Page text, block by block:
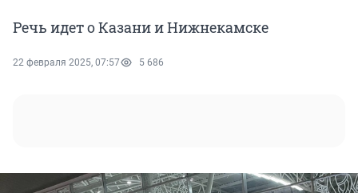
Речь идет о Казани и Нижнекамске
22 февраля 2025, 07:57 5 686